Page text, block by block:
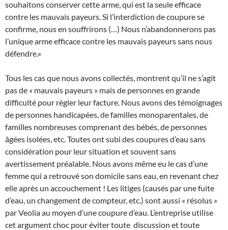
souhaitons conserver cette arme, qui est la seule efficace
contre les mauvais payeurs. Si l’interdiction de coupure se
confirme, nous en souffrirons (…) Nous n’abandonnerons pas
l’unique arme efficace contre les mauvais payeurs sans nous
défendre.»
Tous les cas que nous avons collectés, montrent qu’il ne s’agit
pas de « mauvais payeurs » mais de personnes en grande
difficulté pour régler leur facture. Nous avons des témoignages
de personnes handicapées, de familles monoparentales, de
familles nombreuses comprenant des bébés, de personnes
âgées isolées, etc. Toutes ont subi des coupures d’eau sans
considération pour leur situation et souvent sans
avertissement préalable. Nous avons même eu le cas d’une
femme qui a retrouvé son domicile sans eau, en revenant chez
elle après un accouchement ! Les litiges (causés par une fuite
d’eau, un changement de compteur, etc.) sont aussi « résolus »
par Veolia au moyen d’une coupure d’eau. L’entreprise utilise
cet argument choc pour éviter toute discussion et toute